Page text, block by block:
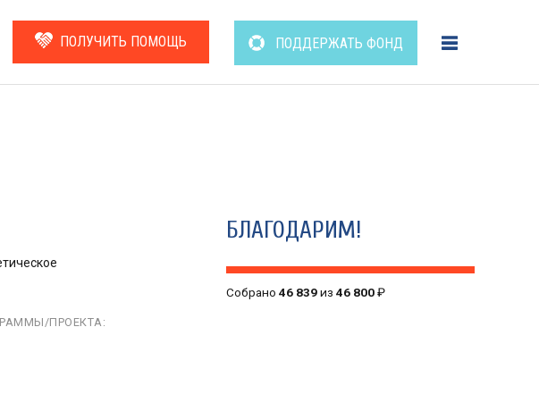
ПОЛУЧИТЬ ПОМОЩЬ ПОДДЕРЖАТЬ ФОНД
ПРОЕКТА:
БЛАГОДАРИМ!
Собрано46 839из46 800₽